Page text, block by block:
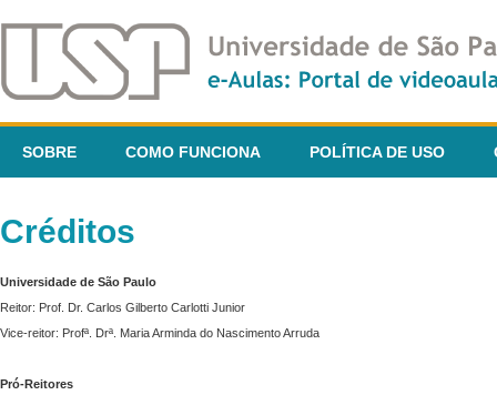
SOBRE COMO FUNCIONA POLÍTICA DE USO
Créditos
Universidade de São Paulo
Reitor: Prof. Dr. Carlos Gilberto Carlotti Junior
Vice-reitor: Profª. Drª. Maria Arminda do Nascimento Arruda
Pró-Reitores